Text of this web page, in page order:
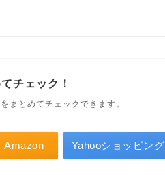
チェック！
まとめてチェックできます。
Amazon Yahooショッピング